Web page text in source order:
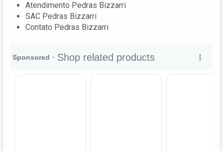
Atendimento Pedras Bizzarri
SAC Pedras Bizzarri
Contato Pedras Bizzarri